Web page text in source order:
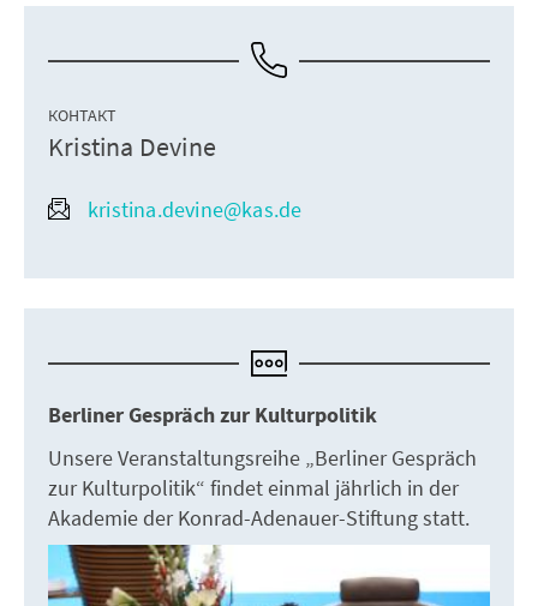
КОНТАКТ
Kristina Devine
kristina.devine@kas.de
Berliner Gespräch zur Kulturpolitik
Unsere Veranstaltungsreihe „Berliner Gespräch
zur Kulturpolitik“ findet einmal jährlich in der
Akademie der Konrad-Adenauer-Stiftung statt.